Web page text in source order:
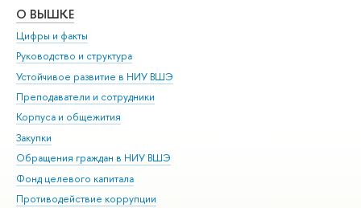
О ВЫШКЕ
Цифры и факты
Руководство и структура
Устойчивое развитие в НИУ ВШЭ
Преподаватели и сотрудники
Корпуса и общежития
Закупки
Обращения граждан в НИУ ВШЭ
Фонд целевого капитала
Противодействие коррупции